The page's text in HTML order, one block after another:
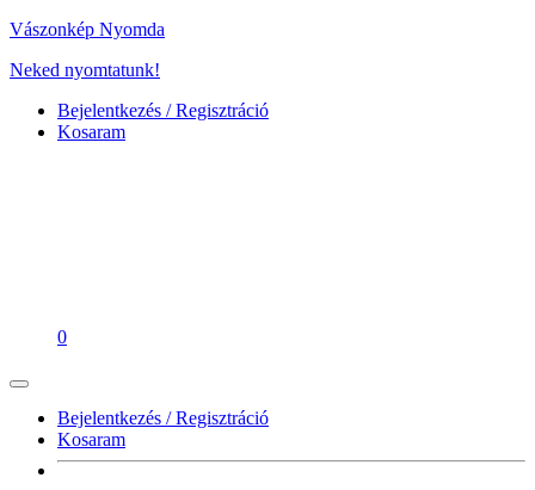
Vászonkép Nyomda
Neked nyomtatunk!
Bejelentkezés / Regisztráció
Kosaram
0
Bejelentkezés / Regisztráció
Kosaram